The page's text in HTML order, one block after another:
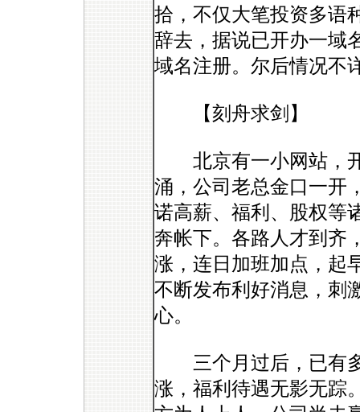
拾，不仅大笔投资多语
辞去，据说已开办一域
域名注册。尔后情况不
【刻舟求剑】
北京有一小网站，开
涌，公司老总金口一开
诺高薪、福利、股权等
奔帐下。各路人才到齐
涨，连日加班加点，起
不断发布利好消息，刺
心。
三个月过后，已有多
涨，福利待遇无影无踪